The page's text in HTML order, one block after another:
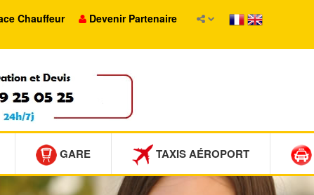
Chauffeur Devenir Partenaire
GARE TAXIS AÉROPORT